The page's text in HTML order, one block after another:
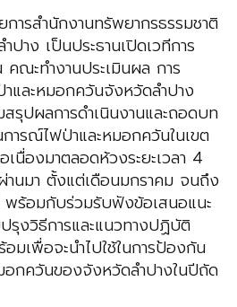
ารสำนักงานทรัพยากรธรรมชาติ
าง เป็นประธานเปิดเวทีการ
ณะทำงานประเมินผล การ
ละหมอกควันจังหวัดลำปาง
รุปผลการดำเนินงานและถอดบท
ารณ์ไฟป่าและหมอกควันในเขต
นื่องมาตลอดห้วงระยะเวลา 4
านมา ตั้งแต่เดือนมกราคม จนถึง
ร้อมกับร่วมรับฟังข้อเสนอแนะ
รุงวิธีการและแนวทางปฏิบัติ
มเพื่อจะนำไปใช้ในการป้องกัน
กควันของจังหวัดลำปางในปีถัด